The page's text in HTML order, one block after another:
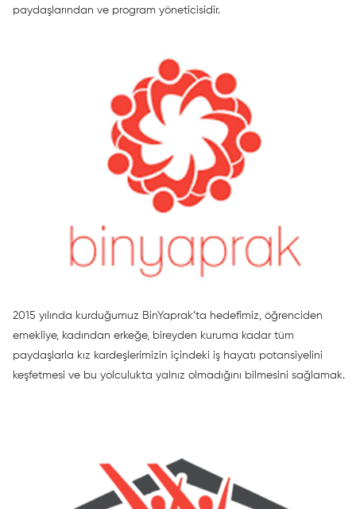
paydaşlarından ve program yöneticisidir.
2015 yılında kurduğumuz BinYaprak’ta hedefimiz, öğrenciden
emekliye, kadından erkeğe, bireyden kuruma kadar tüm
paydaşlarla kız kardeşlerimizin içindeki iş hayatı potansiyelini
keşfetmesi ve bu yolculukta yalnız olmadığını bilmesini sağlamak.